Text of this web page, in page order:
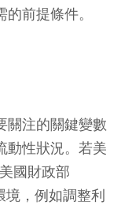
前提條件。
關注的關鍵變數
動性狀況。若美
國財政部
境，例如調整利